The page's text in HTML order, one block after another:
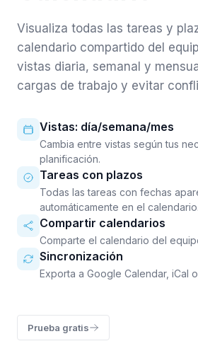
Visualiza todas las tareas y
calendario compartido del
vistas diaria, semanal y
cargas de trabajo y evitar
Vistas: día/semana/mes
Cambia entre vistas según tus
planificación.
Tareas con plazos
Todas las tareas con fechas
automáticamente en el calendario.
Compartir calendarios
Comparte el calendario del
Sincronización
Exporta a Google Calendar, iCal
Prueba gratis